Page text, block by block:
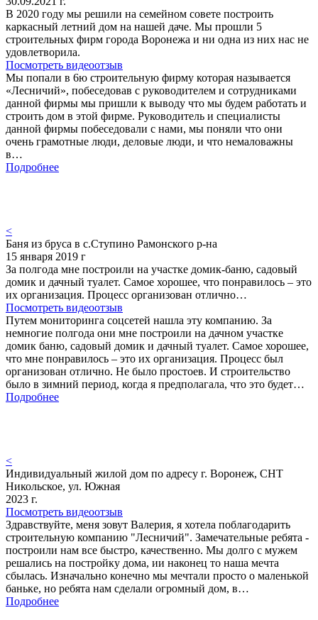
В 2020 году мы решили на семейном совете построить
каркасный летний дом на нашей даче. Мы прошли 5
строительных фирм города Воронежа и ни одна из них нас не
удовлетворила.
Посмотреть видеоотзыв
Мы попали в 6ю строительную фирму которая называется
«Лесничий», побеседовав с руководителем и сотрудниками
данной фирмы мы пришли к выводу что мы будем работать и
строить дом в этой фирме. Руководитель и специалисты
данной фирмы побеседовали с нами, мы поняли что они
очень грамотные люди, деловые люди, и что немаловажны
в…
Подробнее
<
Баня из бруса в с.Ступино Рамонского р-на
15 января 2019 г
За полгода мне построили на участке домик-баню, садовый
домик и дачный туалет. Самое хорошее, что понравилось – это
их организация. Процесс организован отлично…
Посмотреть видеоотзыв
Путем мониторинга соцсетей нашла эту компанию. За
немногие полгода они мне построили на дачном участке
домик баню, садовый домик и дачный туалет. Самое хорошее,
что мне понравилось – это их организация. Процесс был
организован отлично. Не было простоев. И строительство
было в зимний период, когда я предполагала, что это будет…
Подробнее
<
Индивидуальный жилой дом по адресу г. Воронеж, СНТ
Никольское, ул. Южная
2023 г.
Посмотреть видеоотзыв
Здравствуйте, меня зовут Валерия, я хотела поблагодарить
строительную компанию "Лесничий". Замечательные ребята -
построили нам все быстро, качественно. Мы долго с мужем
решались на постройку дома, ии наконец то наша мечта
сбылась. Изначально конечно мы мечтали просто о маленькой
баньке, но ребята нам сделали огромный дом, в…
Подробнее